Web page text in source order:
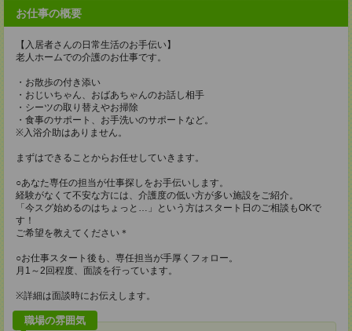
お仕事の概要
【入居者さんの日常生活のお手伝い】
老人ホームでの介護のお仕事です。
・お散歩の付き添い
・おじいちゃん、おばあちゃんのお話し相手
・シーツの取り替えやお掃除
・食事のサポート、お手洗いのサポートなど。
※入浴介助はありません。
まずはできることからお任せしていきます。
○あなた専任の担当が仕事探しをお手伝いします。
経験がなくて不安な方には、介護度の低い方が多い施設をご紹介。
「今スグ始めるのはちょっと…」という方はスタート日のご相談もOKで
す！
ご希望を教えてください＊
○お仕事スタート後も、専任担当が手厚くフォロー。
月1～2回程度、面談を行っています。
※詳細は面談時にお伝えします。
職場の雰囲気